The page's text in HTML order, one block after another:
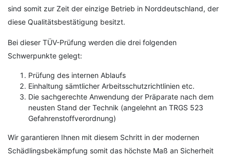
sind somit zur Zeit der einzige Betrieb in Norddeutschland, der
diese Qualitätsbestätigung besitzt.
Bei dieser TÜV-Prüfung werden die drei folgenden
Schwerpunkte gelegt:
Prüfung des internen Ablaufs
Einhaltung sämtlicher Arbeitsschutzrichtlinien etc.
Die sachgerechte Anwendung der Präparate nach dem
neusten Stand der Technik (angelehnt an TRGS 523
Gefahrenstoffverordnung)
Wir garantieren Ihnen mit diesem Schritt in der modernen
Schädlingsbekämpfung somit das höchste Maß an Sicherheit